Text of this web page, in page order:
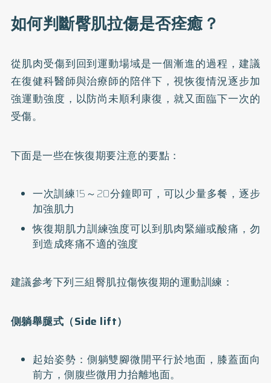
如何判斷臀肌拉傷是否痊癒？
從肌肉受傷到回到運動場域是一個漸進的過程，建議
在復健科醫師與治療師的陪伴下，視恢復情況逐步加
強運動強度，以防尚未順利康復，就又面臨下一次的
受傷。
下面是一些在恢復期要注意的要點：
一次訓練15～20分鐘即可，可以少量多餐，逐步
加強肌力
恢復期肌力訓練強度可以到肌肉緊繃或酸痛，勿
到造成疼痛不適的強度
建議參考下列三組臀肌拉傷恢復期的運動訓練：
側躺舉腿式（Side lift）
起始姿勢：側躺雙腳微開平行於地面，膝蓋面向
前方，側腹些微用力抬離地面。